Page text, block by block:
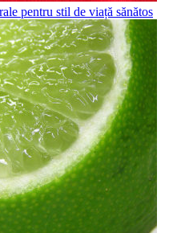
pentru stil de viață sănătos